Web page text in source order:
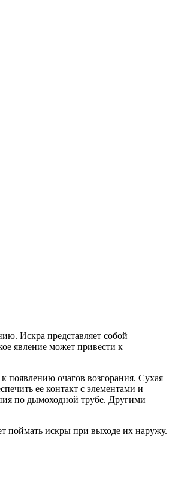
Искра представляет собой
явление может привести к
появлению очагов возгорания. Сухая
ее контакт с элементами и
по дымоходной трубе. Другими
поймать искры при выходе их наружу.